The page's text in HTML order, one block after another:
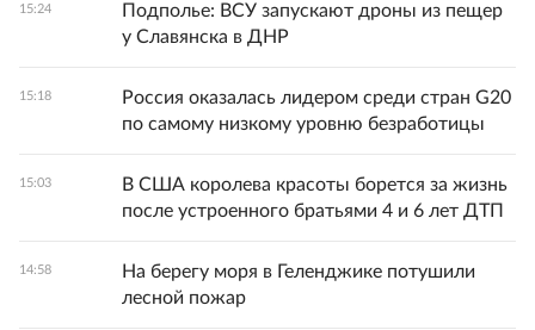
15:24
Подполье: ВСУ запускают дроны из пещер
у Славянска в ДНР
15:18
Россия оказалась лидером среди стран G20
по самому низкому уровню безработицы
15:03
В США королева красоты борется за жизнь
после устроенного братьями 4 и 6 лет ДТП
14:58
На берегу моря в Геленджике потушили
лесной пожар